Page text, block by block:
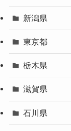
新潟県
東京都
栃木県
滋賀県
石川県